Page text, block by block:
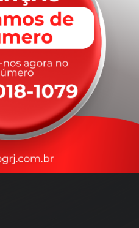
merece.
para garantir a máxima
em tempo real.